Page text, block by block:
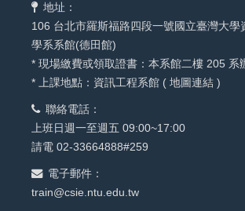
地址：
106 台北市羅斯福路四段一號國立臺灣大學
學系系館(德田館)
* 現場繳費或領取證書：本系館二樓 205 系
* 上課地點：資訊工程系館 ( 地圖連結 )
聯絡電話：
上班日週一至週五 09:00~17:00
請電 02-33664888#259
電子郵件：
train@csie.ntu.edu.tw